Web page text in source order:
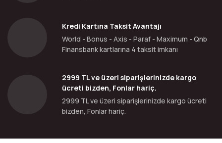
Kredi Kartına Taksit Avantajı
World - Bonus - Axis - Paraf - Maximum - Qnb
Finansbank kartlarına 4 taksit imkanı
2999 TL ve üzeri siparişlerinizde kargo
ücreti bizden, Fonlar hariç.
2999 TL ve üzeri siparişlerinizde kargo ücreti
bizden, Fonlar hariç.